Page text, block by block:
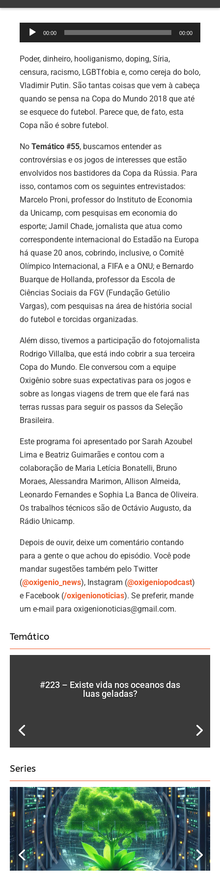
Tocador
de
áudio
00:00 00:00
Poder, dinheiro, hooliganismo, doping, Síria,
censura, racismo, LGBTfobia e, como cereja do bolo,
Vladimir Putin. São tantas coisas que vem à cabeça
quando se pensa na Copa do Mundo 2018 que até
se esquece do futebol. Parece que, de fato, esta
Copa não é sobre futebol.
No Temático #55, buscamos entender as
controvérsias e os jogos de interesses que estão
envolvidos nos bastidores da Copa da Rússia. Para
isso, contamos com os seguintes entrevistados:
Marcelo Proni, professor do Instituto de Economia
da Unicamp, com pesquisas em economia do
esporte; Jamil Chade, jornalista que atua como
correspondente internacional do Estadão na Europa
há quase 20 anos, cobrindo, inclusive, o Comitê
Olímpico Internacional, a FIFA e a ONU; e Bernardo
Buarque de Hollanda, professor da Escola de
Ciências Sociais da FGV (Fundação Getúlio
Vargas), com pesquisas na área de história social
do futebol e torcidas organizadas.
Além disso, tivemos a participação do fotojornalista
Rodrigo Villalba, que está indo cobrir a sua terceira
Copa do Mundo. Ele conversou com a equipe
Oxigênio sobre suas expectativas para os jogos e
sobre as longas viagens de trem que ele fará nas
terras russas para seguir os passos da Seleção
Brasileira.
Este programa foi apresentado por Sarah Azoubel
Lima e Beatriz Guimarães e contou com a
colaboração de Maria Letícia Bonatelli, Bruno
Moraes, Alessandra Marimon, Allison Almeida,
Leonardo Fernandes e Sophia La Banca de Oliveira.
Os trabalhos técnicos são de Octávio Augusto, da
Rádio Unicamp.
Depois de ouvir, deixe um comentário contando
para a gente o que achou do episódio. Você pode
mandar sugestões também pelo Twitter
(@oxigenio_news), Instagram (@oxigeniopodcast)
e Facebook (/oxigenionoticias). Se preferir, mande
um e-mail para oxigenionoticias@gmail.com.
Temático
#223 – Existe vida nos oceanos das
luas geladas?
Series